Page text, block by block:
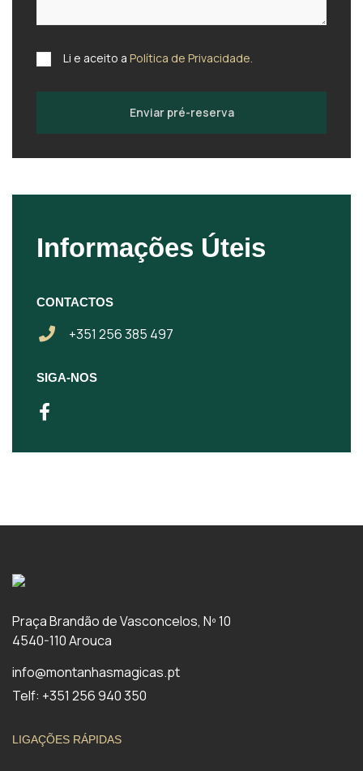
Li e aceito a Política de Privacidade.
Enviar pré-reserva
Informações Úteis
CONTACTOS
+351 256 385 497
SIGA-NOS
Praça Brandão de Vasconcelos, Nº 10
4540-110 Arouca
info@montanhasmagicas.pt
Telf: +351 256 940 350
LIGAÇÕES RÁPIDAS